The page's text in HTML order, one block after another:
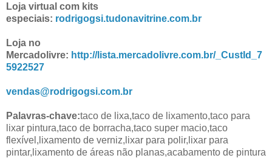
Loja virtual com kits
especiais: rodrigogsi.tudonavitrine.com.br
Loja no
Mercadolivre: http://lista.mercadolivre.com.br/_CustId_7
5922527
vendas@rodrigogsi.com.br
Palavras-chave:taco de lixa,taco de lixamento,taco para
lixar pintura,taco de borracha,taco super macio,taco
flexível,lixamento de verniz,lixar para polir,lixar para
pintar,lixamento de áreas não planas,acabamento de pintura